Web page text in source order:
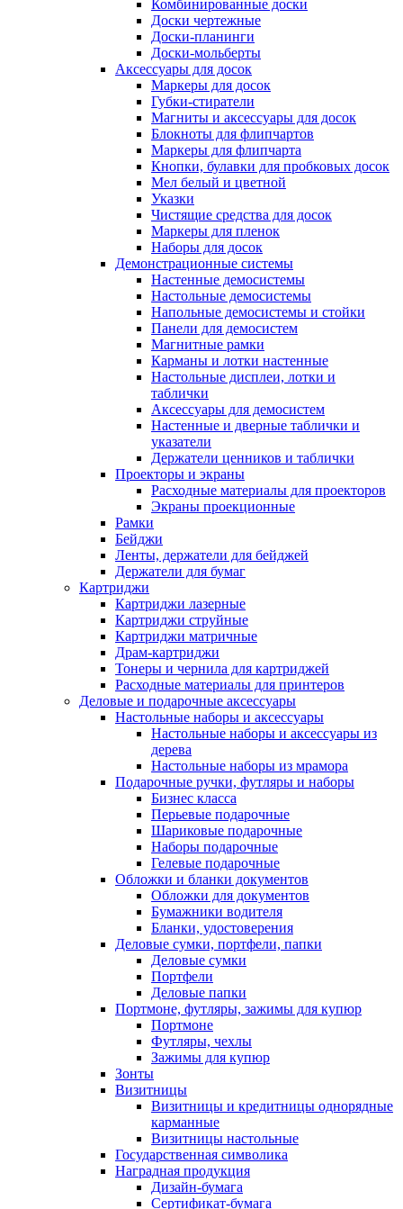
Комбинированные доски
Доски чертежные
Доски-планинги
Доски-мольберты
Аксессуары для досок
Маркеры для досок
Губки-стиратели
Магниты и аксессуары для досок
Блокноты для флипчартов
Маркеры для флипчарта
Кнопки, булавки для пробковых досок
Мел белый и цветной
Указки
Чистящие средства для досок
Маркеры для пленок
Наборы для досок
Демонстрационные системы
Настенные демосистемы
Настольные демосистемы
Напольные демосистемы и стойки
Панели для демосистем
Магнитные рамки
Карманы и лотки настенные
Настольные дисплеи, лотки и
таблички
Аксессуары для демосистем
Настенные и дверные таблички и
указатели
Держатели ценников и таблички
Проекторы и экраны
Расходные материалы для проекторов
Экраны проекционные
Рамки
Бейджи
Ленты, держатели для бейджей
Держатели для бумаг
Картриджи
Картриджи лазерные
Картриджи струйные
Картриджи матричные
Драм-картриджи
Тонеры и чернила для картриджей
Расходные материалы для принтеров
Деловые и подарочные аксессуары
Настольные наборы и аксессуары
Настольные наборы и аксессуары из
дерева
Настольные наборы из мрамора
Подарочные ручки, футляры и наборы
Бизнес класса
Перьевые подарочные
Шариковые подарочные
Наборы подарочные
Гелевые подарочные
Обложки и бланки документов
Обложки для документов
Бумажники водителя
Бланки, удостоверения
Деловые сумки, портфели, папки
Деловые сумки
Портфели
Деловые папки
Портмоне, футляры, зажимы для купюр
Портмоне
Футляры, чехлы
Зажимы для купюр
Зонты
Визитницы
Визитницы и кредитницы однорядные
карманные
Визитницы настольные
Государственная символика
Наградная продукция
Дизайн-бумага
Сертификат-бумага